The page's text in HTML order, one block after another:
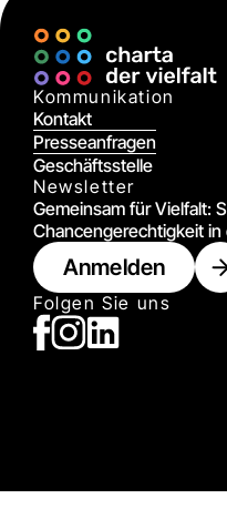
Digital
Kommunikation
Kontakt
Presseanfragen
Geschäftsstelle
Newsletter
Gemeinsam für Vielfalt:
Chancengerechtigkeit
Anmelden
Folgen Sie uns